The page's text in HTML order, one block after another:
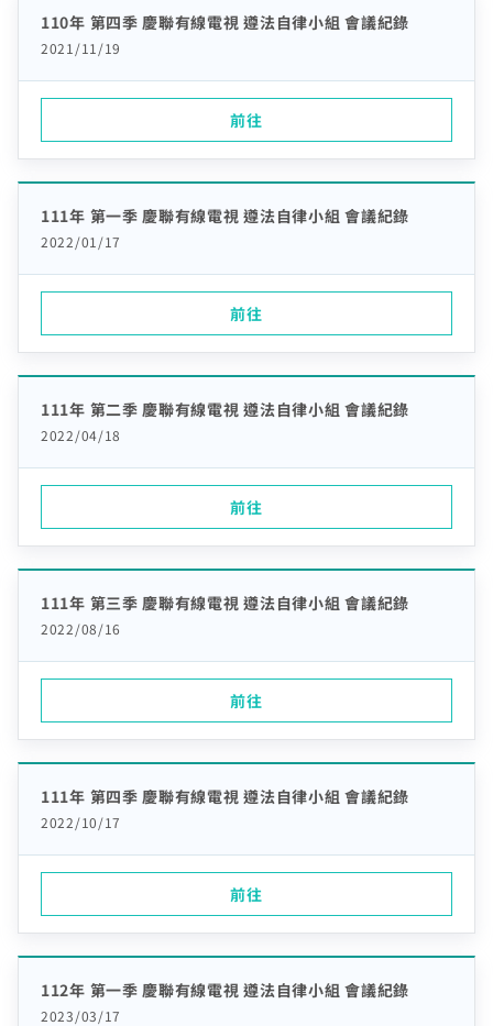
110年 第四季 慶聯有線電視 遵法自律小組 會議紀錄
2021/11/19
前往
111年 第一季 慶聯有線電視 遵法自律小組 會議紀錄
2022/01/17
前往
111年 第二季 慶聯有線電視 遵法自律小組 會議紀錄
2022/04/18
前往
111年 第三季 慶聯有線電視 遵法自律小組 會議紀錄
2022/08/16
前往
111年 第四季 慶聯有線電視 遵法自律小組 會議紀錄
2022/10/17
前往
112年 第一季 慶聯有線電視 遵法自律小組 會議紀錄
2023/03/17
訂戶編號
驗證碼
如有任何問題請洽客服專線 412-8811(手機請加區碼)
驗證碼
登入
訪客查詢帳單繳費
合作業者客戶發票查詢
您的寬頻合約尚未符合續約資格
合約剩餘6個月內才可進行續約，如要選購更多元豐富的
服務，歡迎前往加值服務訂購。
如對續約有任何問題，前往專人與我聯繫。
返回前頁
前往加值服務
您的區域符合光紀元（光纖到府申辦資格），可
享有相同價格的最高品質網路服務
前往申辦
您的居住區域不支援所選速率、請重新選擇
如有疑問請洽詢服務專線 412-8811(手機請加區
我知道了
我知道了
頁面將會轉導至「財政部電子發票整合服務平台」進行
發票載具歸戶作業
去歸戶
你的裝機區域正在進行臨時維修，若你裝置所遇到的問題無
法獲得解決，請前往線上留言留下資料。
了解並關閉
線上留言
查無行動電話資料，請先至『用戶資料變更』補上行動電話
變更資料
中嘉寬頻LINE好友募集中
【專屬服務】
查詢帳單、線上繳費
智能客服、障礙報修
LINE 對話框輸入「綁定贈好禮」
或等待系統自動發送的訊息
點選「點我完成手機綁定」
【專屬服務】
智能客服、障礙報修